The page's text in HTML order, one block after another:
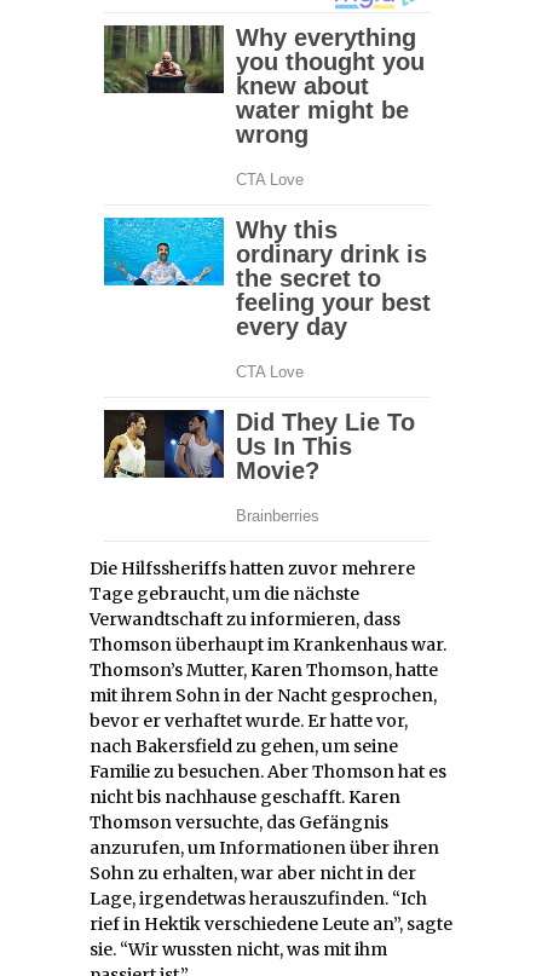
Die Hilfssheriffs hatten zuvor mehrere
Tage gebraucht, um die nächste
Verwandtschaft zu informieren, dass
Thomson überhaupt im Krankenhaus war.
Thomson’s Mutter, Karen Thomson, hatte
mit ihrem Sohn in der Nacht gesprochen,
bevor er verhaftet wurde. Er hatte vor,
nach Bakersfield zu gehen, um seine
Familie zu besuchen. Aber Thomson hat es
nicht bis nachhause geschafft. Karen
Thomson versuchte, das Gefängnis
anzurufen, um Informationen über ihren
Sohn zu erhalten, war aber nicht in der
Lage, irgendetwas herauszufinden. “Ich
rief in Hektik verschiedene Leute an”, sagte
sie. “Wir wussten nicht, was mit ihm